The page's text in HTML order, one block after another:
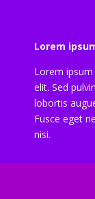
Lorem
Lorem
elit. Sed
lobortis
Fusce eget
nisi.